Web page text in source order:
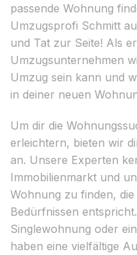
passende Wohnung
Umzugsprofi Schmitt
und Tat zur Seite! Als
Umzugsunternehmen
Umzug sein kann und
in deiner neuen
Um dir die
erleichtern, bieten wir
an. Unsere Experten
Immobilienmarkt und
Wohnung zu finden,
Bedürfnissen
Singlewohnung oder
haben eine vielfältige